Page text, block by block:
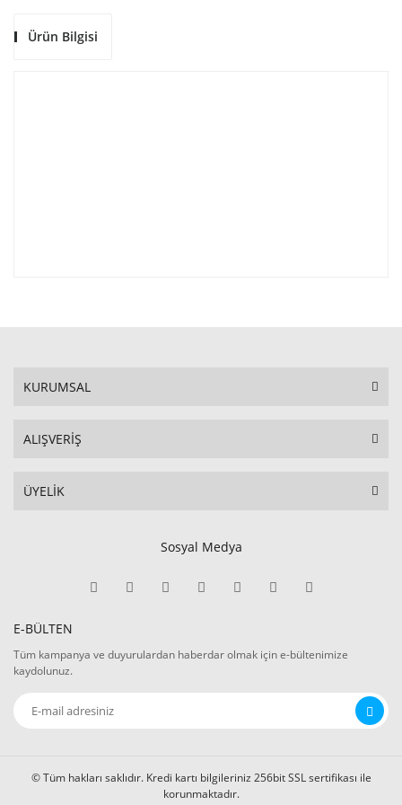
Ürün Bilgisi
KURUMSAL
ALIŞVERİŞ
ÜYELİK
Sosyal Medya
E-BÜLTEN
Tüm kampanya ve duyurulardan haberdar olmak için e-bültenimize
kaydolunuz.
© Tüm hakları saklıdır. Kredi kartı bilgileriniz 256bit SSL sertifikası ile
korunmaktadır.